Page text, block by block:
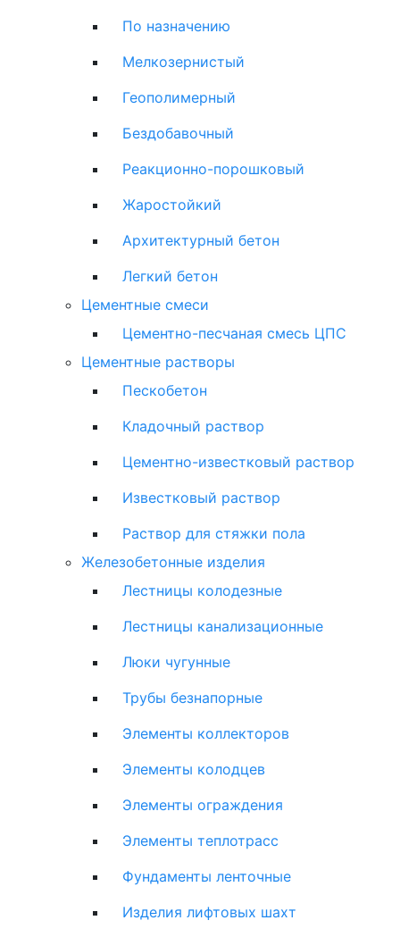
По назначению
Мелкозернистый
Геополимерный
Бездобавочный
Реакционно-порошковый
Жаростойкий
Архитектурный бетон
Легкий бетон
Цементные смеси
Цементно-песчаная смесь ЦПС
Цементные растворы
Пескобетон
Кладочный раствор
Цементно-известковый раствор
Известковый раствор
Раствор для стяжки пола
Железобетонные изделия
Лестницы колодезные
Лестницы канализационные
Люки чугунные
Трубы безнапорные
Элементы коллекторов
Элементы колодцев
Элементы ограждения
Элементы теплотрасс
Фундаменты ленточные
Изделия лифтовых шахт